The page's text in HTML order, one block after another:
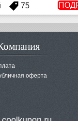
75
оферта